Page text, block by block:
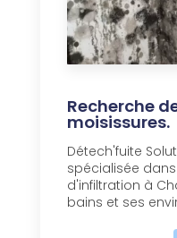
Recherche
moisissures.
Détech'fuite
spécialisée
d'infiltration à
bains et ses